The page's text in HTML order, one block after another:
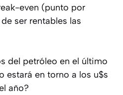
even (punto por
ser rentables las
del petróleo en el último
estará en torno a los u$s
año?